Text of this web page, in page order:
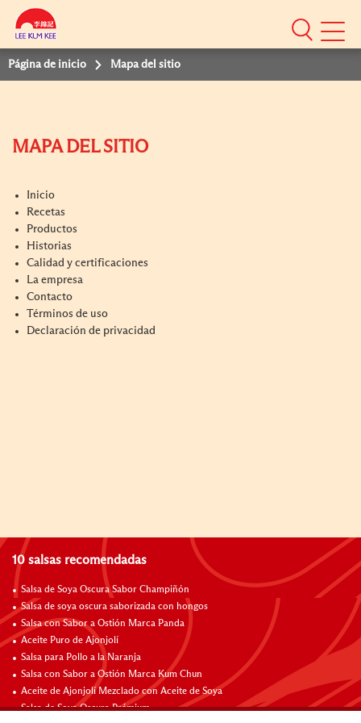
Mobile
Menu
Página de inicio
Mapa del sitio
MAPA DEL SITIO
Inicio
Recetas
Productos
Historias
Calidad y certificaciones
La empresa
Contacto
Términos de uso
Declaración de privacidad
10 salsas recomendadas
Salsa de Soya Oscura Sabor Champiñón
Salsa de soya oscura saborizada con hongos
Salsa con Sabor a Ostión Marca Panda
Aceite Puro de Ajonjolí
Salsa para Pollo a la Naranja
Salsa con Sabor a Ostión Marca Kum Chun
Aceite de Ajonjolí Mezclado con Aceite de Soya
Salsa de Soya Oscura Prémium